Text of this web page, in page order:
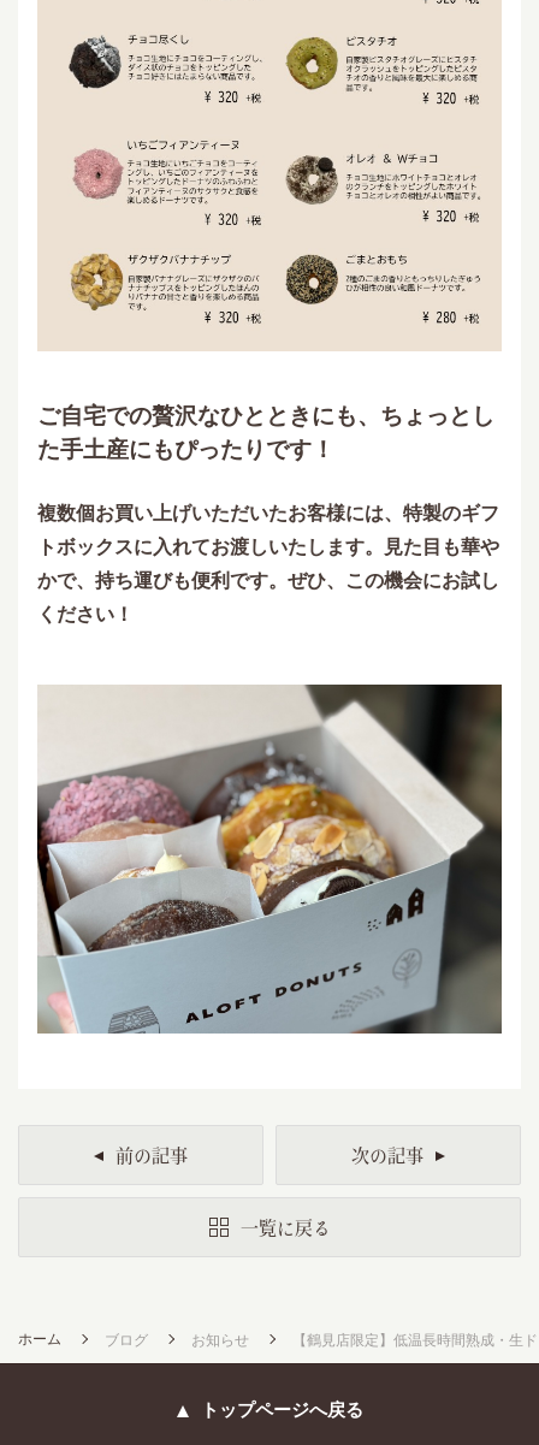
ご自宅での贅沢なひとときにも、ちょっとし
た手土産にもぴったりです！
複数個お買い上げいただいたお客様には、特製のギフ
トボックスに入れてお渡しいたします。見た目も華や
かで、持ち運びも便利です。ぜひ、この機会にお試し
ください！
前の記事
一覧に戻る
次の記事
ホーム ブログ お知らせ 【鶴見店限定】低温長時間熟成・生
トップページへ戻る